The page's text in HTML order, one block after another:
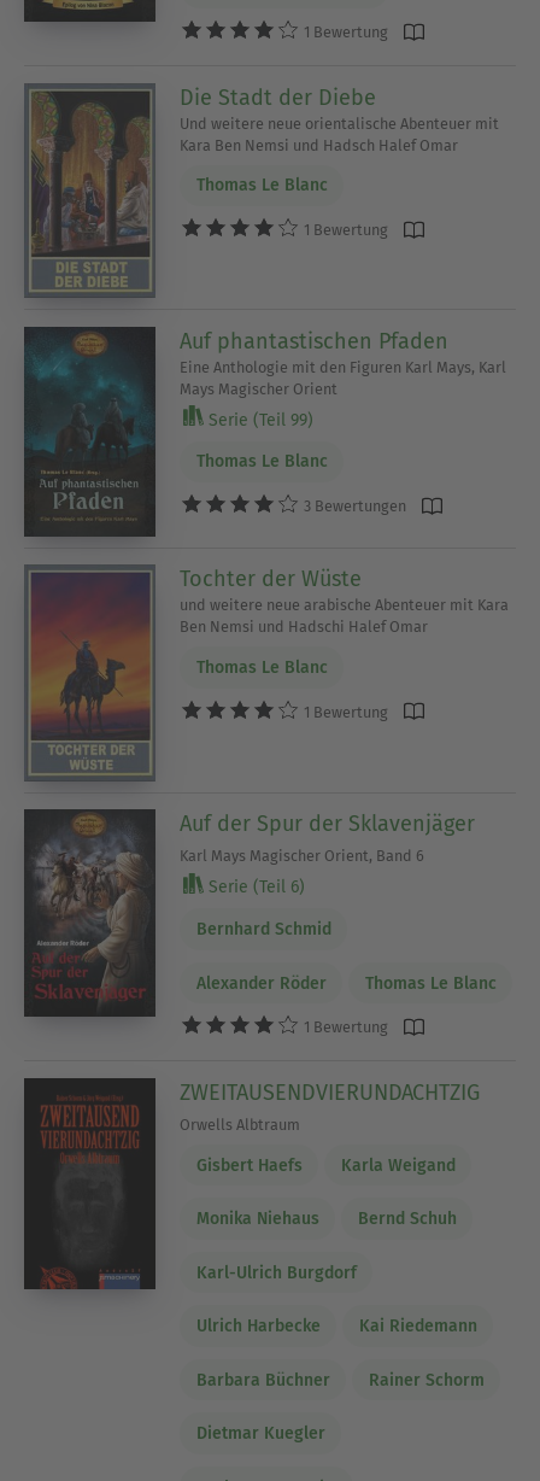
1 Bewertung
Die Stadt der Diebe
Und weitere neue orientalische Abenteuer mit
Kara Ben Nemsi und Hadsch Halef Omar
Thomas Le Blanc
1 Bewertung
Auf phantastischen Pfaden
Eine Anthologie mit den Figuren Karl Mays, Karl
Mays Magischer Orient
Serie (Teil 99)
Thomas Le Blanc
3 Bewertungen
Tochter der Wüste
und weitere neue arabische Abenteuer mit Kara
Ben Nemsi und Hadschi Halef Omar
Thomas Le Blanc
1 Bewertung
Auf der Spur der Sklavenjäger
Karl Mays Magischer Orient, Band 6
Serie (Teil 6)
Bernhard Schmid
Alexander Röder Thomas Le Blanc
1 Bewertung
ZWEITAUSENDVIERUNDACHTZIG
Orwells Albtraum
Gisbert Haefs Karla Weigand
Monika Niehaus Bernd Schuh
Karl-Ulrich Burgdorf
Ulrich Harbecke Kai Riedemann
Barbara Büchner Rainer Schorm
Dietmar Kuegler